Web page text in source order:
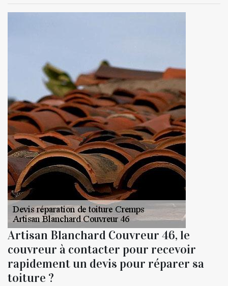
Artisan Blanchard Couvreur 46, le
couvreur à contacter pour recevoir
rapidement un devis pour réparer sa
toiture ?